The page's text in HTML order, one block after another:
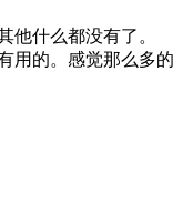
他什么都没有了。
用的。感觉那么多的